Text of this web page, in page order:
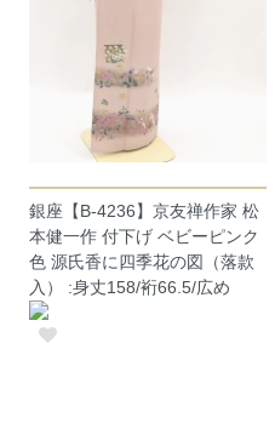
銀座【B-4236】京友禅作家 松
本健一作 付下げ ベビーピンク
色 源氏香に四季花の図（落款
入） :身丈158/裄66.5/広め